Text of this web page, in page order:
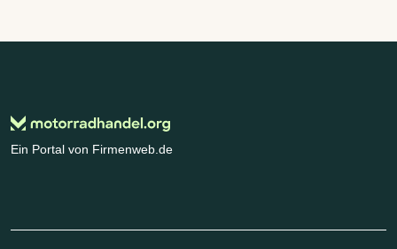
Ein Portal von Firmenweb.de